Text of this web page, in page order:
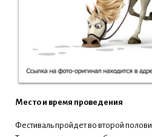
Место и время проведения
Фестиваль пройдет во второй